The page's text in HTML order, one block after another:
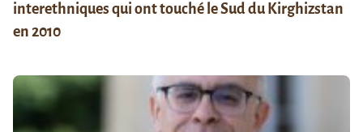
interethniques qui ont touché le Sud du Kirghizstan
en 2010